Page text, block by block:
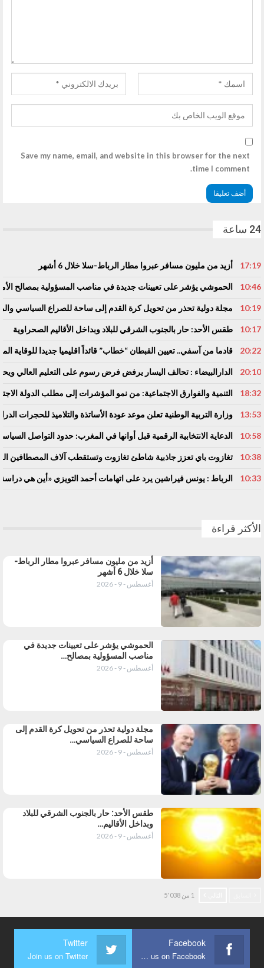
Save my name, email, and website in this browser for the next
time I comment.
24 ساعة
17:19 أزيد من مليون مسافر عبروا مطار الرباط-سلا خلال 6 أشهر
10:46 الحموشي يؤشر على تعيينات جديدة في مناصب المسؤولية بمصالح
10:19 مجلة دولية تحذر من تحويل كرة القدم إلى ساحة للصراع السياسي
10:17 طقس الأحد: حار بالجنوب الشرقي للبلاد وبداخل الأقاليم الصحراوية
20:22 قادما من آسفي.. تعيين القبطان “خطاب” قائداً اقليميا جديدا للوقاية
20:10 الدارالبيضاء : تحالف اليسار يرفض فرض رسوم على التعليم العالي
18:32 التنمية والفوارق الاجتماعية: من نمو المؤشرات إلى مطلب الدولة
13:53 وزارة التربية الوطنية تعلن موعد عودة الأساتذة والتلاميذ للحجرات
10:58 الدعاية الانتخابية الرقمية قبل أوانها في المغرب: حدود التواصل
10:38 تغازوت باي تعزز جاذبية شاطئ تغازوت وتستقطب آلاف المصطافين
10:33 الرباط : يونس فيراشين يرد على اتهامات أحمد التويزي «أين هي دراسة الـ70% التي تدين نساء ورجال
الأكثر قراءة
أزيد من مليون مسافر عبروا مطار الرباط-
سلا خلال 6 أشهر
أغسطس - 9 - 2026
الحموشي يؤشر على تعيينات جديدة في
مناصب المسؤولية بمصالح…
أغسطس - 9 - 2026
مجلة دولية تحذر من تحويل كرة القدم إلى
ساحة للصراع السياسي…
أغسطس - 9 - 2026
طقس الأحد: حار بالجنوب الشرقي للبلاد
وبداخل الأقاليم…
أغسطس - 9 - 2026
1 من 5٬038
Facebook
Join us on Facebook
Twitter
Join us on Twitter